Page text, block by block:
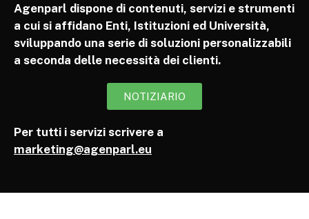
Agenparl dispone di contenuti, servizi e strumenti
a cui si affidano Enti, Istituzioni ed Università,
sviluppando una serie di soluzioni personalizzabili
a seconda delle necessità dei clienti.
NOTIZIARIO
Per tutti i servizi scrivere a
marketing@agenparl.eu